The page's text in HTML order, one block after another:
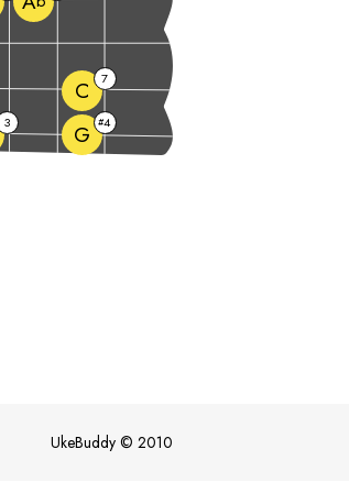
3 G #4
C 7
UkeBuddy © 2010